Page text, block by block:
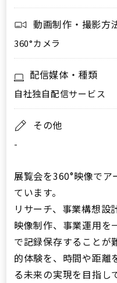
動画制作・撮影方
360°カメラ
配信媒体・種類
自社独自配信サービス
その他
-
展覧会を360°映像で
ています。
リサーチ、事業構想設
映像制作、事業運用を
で記録保存することが
的体験を、時間や距離
る未来の実現を目指し